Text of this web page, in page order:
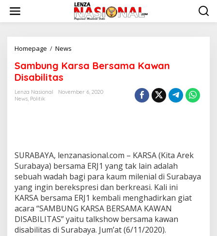
w
Homepage / News
m
n
B
r
s
a
m
a
K
a
w
Sambung Karsa Bersama Kawan
Disabilitas
Lenza Nasional
November 6, 2020
News, Politik
SURABAYA, lenzanasional.com – KARSA (Kita Arek
Surabaya) bersama ERJ1 yang tak lain adalah
sebuah wadah bagi para kaum milenial di Surabaya
yang ingin berekspresi dan berkreasi. Kali ini
KARSA bersama ERJ1 kembali menghadirkan giat
acara “SAMBUNG KARSA BERSAMA KAWAN
DISABILITAS” yaitu talkshow bersama kawan
disabilitas di Surabaya. Jum’at (6/11/2020).